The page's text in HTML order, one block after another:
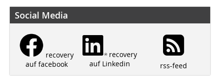
Social Media
recovery
auf facebook
recovery
auf Linkedin
rss-feed